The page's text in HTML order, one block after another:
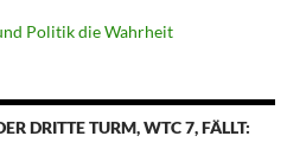
Politik die Wahrheit
DRITTE TURM, WTC 7, FÄLLT: